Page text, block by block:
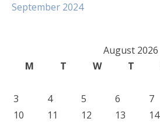
September 2024
August 2026
M
T W T
3
4 5 6 7
10
11 12 13 14